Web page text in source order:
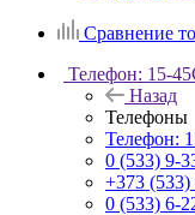
Сравнение
Телефон: 15-45
Назад
Телефоны
Телефон:
0 (533) 9-
+373 (533)
0 (533) 6-